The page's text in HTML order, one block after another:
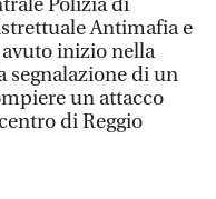
Polizia di
Antimafia e
inizio nella
segnalazione di un
un attacco
di Reggio